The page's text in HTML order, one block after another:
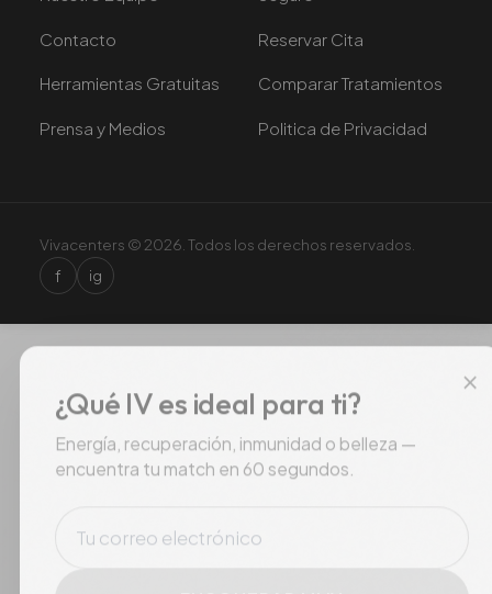
Contacto Reservar Cita
Herramientas Gratuitas Comparar Tratamientos
Prensa y Medios Politica de Privacidad
Vivacenters © 2026. Todos los derechos reservados.
f ig
×
¿Qué IV es ideal para ti?
Energía, recuperación, inmunidad o belleza —
encuentra tu match en 60 segundos.